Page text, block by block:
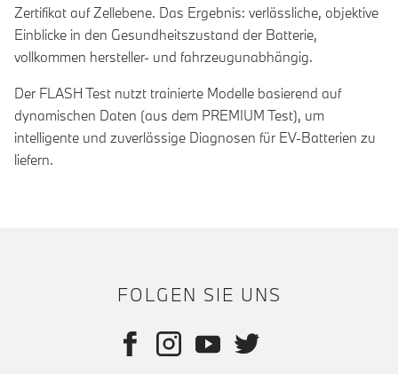
Zertifikat auf Zellebene. Das Ergebnis: verlässliche, objektive
Einblicke in den Gesundheitszustand der Batterie,
vollkommen hersteller- und fahrzeugunabhängig.
Der FLASH Test nutzt trainierte Modelle basierend auf
dynamischen Daten (aus dem PREMIUM Test), um
intelligente und zuverlässige Diagnosen für EV-Batterien zu
liefern.
FOLGEN SIE UNS